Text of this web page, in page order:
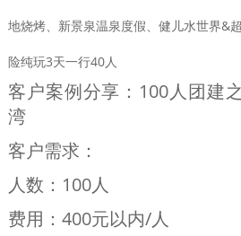
地烧烤、新景泉温泉度假、健儿水世界&
险纯玩3天一行40人
客户案例分享：100人团建
湾
客户需求：
人数：100人
费用：400元以内/人